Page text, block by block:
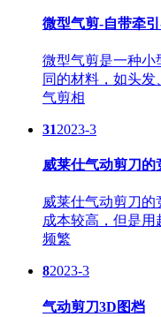
微型气剪-自带牵
微型气剪是一种小
同的材料，如头
气剪相
312023-3
威莱仕气动剪刀的
威莱仕气动剪刀的
成本较高，但是
频繁
82023-3
气动剪刀3D图档